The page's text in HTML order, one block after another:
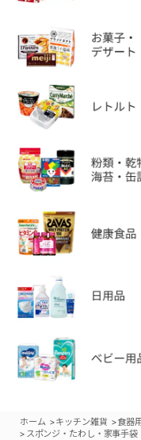
ホーム >キッチン雑貨 >食器
> スポンジ・たわし・家事手袋